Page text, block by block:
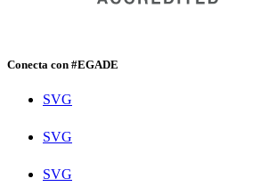
Conecta con #EGADE
SVG
SVG
SVG